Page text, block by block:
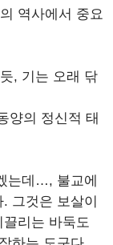
역사에서 중요
듯, 기는 오래 닦
양의 정신적 태
는데…, 불교에
그것은 보살이
리는 바둑도